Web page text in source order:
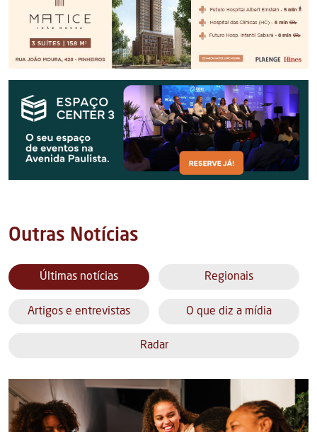
Outras Notícias
Últimas notícias Regionais
Artigos e entrevistas O que diz a mídia
Radar